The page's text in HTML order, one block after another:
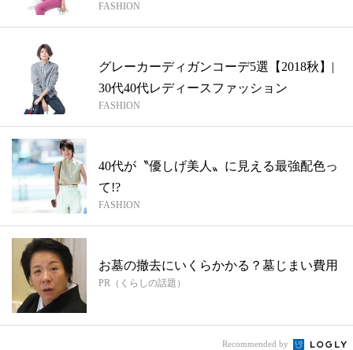
FASHION
グレーカーディガンコーデ5選【2018秋】|
30代40代レディースファッション
FASHION
40代が〝優しげ美人〟に見える最強配色っ
て!?
FASHION
お墓の撤去にいくらかかる？墓じまい費用
PR（くらしの話題）
Recommended by